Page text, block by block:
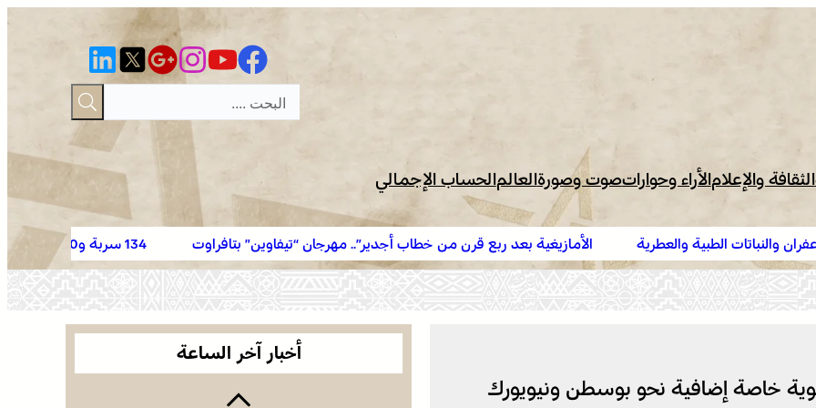
الثقافة والإعلامالأراء وحواراتصوت وصورةالعالمالحساب الإجمالي
والعطرية
الأمازيغية بعد ربع قرن من خطاب أجدير”.. مهرجان “تيفاوين” بتافراوت
يناقش الحصيلة ورهانات المستقبل
134 سربة و2140 فارسا في إحصاء قياسي لموسم مولاي عبد الله أمغار
خاصة إضافية نحو بوسطن ونيويورك
أخبار آخر الساعة
الصحراء المغربية .. كولومبيا تعلن تغييرا في موقفها
وتعترف بسيادة المغرب على صحرائه
الطبية والعطرية وسط حضور واسع وكرنفال تراثي
الأمازيغية بعد ربع قرن من خطاب أجدير”.. مهرجان
“تيفاوين” بتافراوت يناقش الحصيلة ورهانات المستقبل